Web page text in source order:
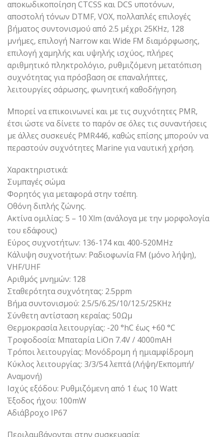
αποκωδικοποίηση CTCSS και DCS υποτόνων,
αποστολή τόνων DTMF, VOX, πολλαπλές επιλογές
βήματος συντονισμού από 2.5 μέχρι 25KHz, 128
μνήμες, επιλογή Narrow και Wide FM διαμόρφωσης,
επιλογή χαμηλής και υψηλής ισχύος, πλήρες
αριθμητικό πληκτρολόγιο, ρυθμιζόμενη μετατόπιση
συχνότητας για πρόσβαση σε επαναλήπτες,
λειτουργίες σάρωσης, φωνητική καθοδήγηση.
Mπορεί να επικοινωνεί και με τις συχνότητες PMR,
έτσι ώστε να δίνετε το παρόν σε όλες τις συναντήσεις
με άλλες συσκευές PMR446, καθώς επίσης μπορούν να
περαστούν συχνότητες Marine για ναυτική χρήση.
Χαρακτηριστικά:
Συμπαγές σώμα
Φορητός για μεταφορά στην τσέπη.
Οθόνη διπλής ζώνης.
Ακτίνα ομιλίας: 5 – 10 Xlm (ανάλογα με την μορφολογία
του εδάφους)
Εύρος συχνοτήτων: 136-174 και 400-520MHz
Κάλυψη συχνοτήτων: Ραδιοφωνία FM (μόνο λήψη),
VHF/UHF
Αριθμός μνημών: 128
Σταθερότητα συχνότητας: 2.5ppm
Βήμα συντονισμού: 2.5/5/6.25/10/12.5/25KHz
Σύνθετη αντίσταση κεραίας: 50Ωμ
Θερμοκρασία λειτουργίας: -20 °hC έως +60 °C
Τροφοδοσία: Μπαταρία LiOn 7.4V / 4000mAH
Τρόποι λειτουργίας: Μονόδρομη ή ημιαμφίδρομη
Κύκλος λειτουργίας: 3/3/54 λεπτά (Λήψη/Εκπομπή/
Αναμονή)
Ισχύς εξόδου: Ρυθμιζόμενη από 1 έως 10 Watt
Έξοδος ήχου: 100mW
Αδιάβροχo IP67
Περιλαμβάνονται στην συσκευασία: